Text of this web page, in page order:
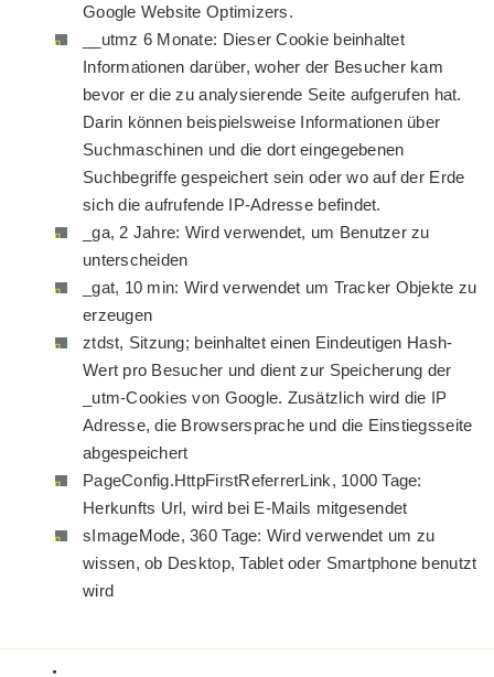
Google Website Optimizers.
__utmz 6 Monate: Dieser Cookie beinhaltet
Informationen darüber, woher der Besucher kam
bevor er die zu analysierende Seite aufgerufen hat.
Darin können beispielsweise Informationen über
Suchmaschinen und die dort eingegebenen
Suchbegriffe gespeichert sein oder wo auf der Erde
sich die aufrufende IP-Adresse befindet.
_ga, 2 Jahre: Wird verwendet, um Benutzer zu
unterscheiden
_gat, 10 min: Wird verwendet um Tracker Objekte zu
erzeugen
ztdst, Sitzung; beinhaltet einen Eindeutigen Hash-
Wert pro Besucher und dient zur Speicherung der
_utm-Cookies von Google. Zusätzlich wird die IP
Adresse, die Browsersprache und die Einstiegsseite
abgespeichert
PageConfig.HttpFirstReferrerLink, 1000 Tage:
Herkunfts Url, wird bei E-Mails mitgesendet
sImageMode, 360 Tage: Wird verwendet um zu
wissen, ob Desktop, Tablet oder Smartphone benutzt
wird